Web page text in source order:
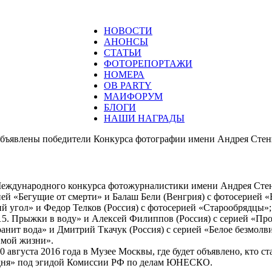
НОВОСТИ
АНОНСЫ
СТАТЬИ
ФОТОРЕПОРТАЖИ
НОМЕРА
ОВ PARTY
МАИФОРУМ
БЛОГИ
НАШИ НАГРАДЫ
победители Конкурса фотографии имени Андрея
конкурса фотожурналистики имени Андрея
«Бегущие от смерти» и Балаш Бели (Венгрия) с
и Федор Телков (Россия) с фотосерией
Прыжки в воду» и Алексей Филиппов (Россия) с серией
вода» и Дмитрий Ткачук (Россия) с серией «Белое
жизни».
2016 года в Музее Москвы, где будет объявлено, кто
под эгидой Комиссии РФ по делам ЮНЕСКО.